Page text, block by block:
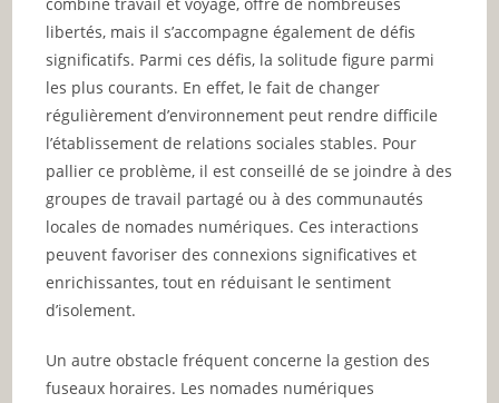
libertés, mais il s’accompagne également de défis
significatifs. Parmi ces défis, la solitude figure parmi
les plus courants. En effet, le fait de changer
régulièrement d’environnement peut rendre difficile
l’établissement de relations sociales stables. Pour
pallier ce problème, il est conseillé de se joindre à des
groupes de travail partagé ou à des communautés
locales de nomades numériques. Ces interactions
peuvent favoriser des connexions significatives et
enrichissantes, tout en réduisant le sentiment
d’isolement.
Un autre obstacle fréquent concerne la gestion des
fuseaux horaires. Les nomades numériques